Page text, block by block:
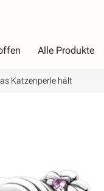
Alle Produkte
Lila
Katzenperle hält